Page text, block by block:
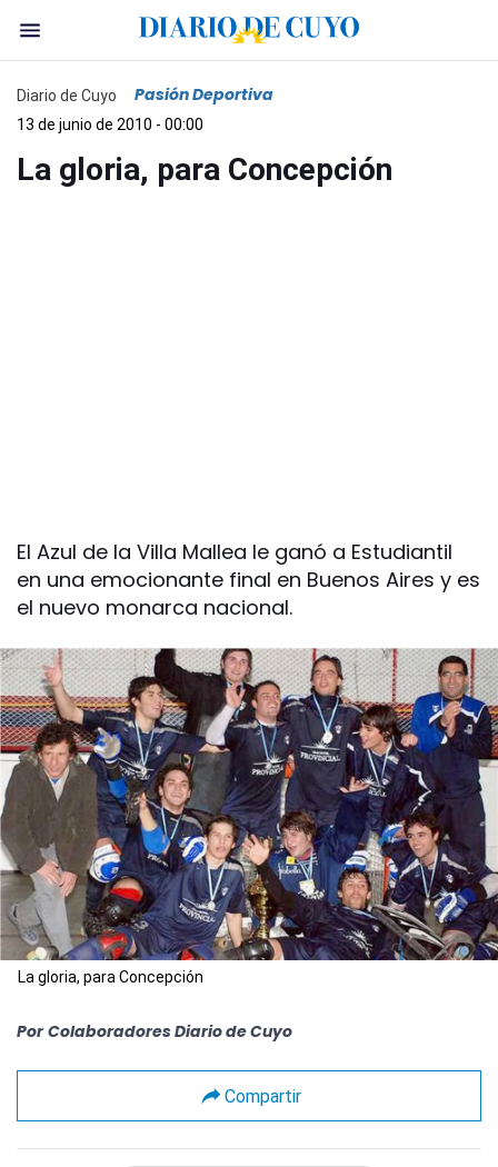
Diario de Cuyo Pasión Deportiva
13 de junio de 2010 - 00:00
La gloria, para Concepción
El Azul de la Villa Mallea le ganó a Estudiantil
en una emocionante final en Buenos Aires y es
el nuevo monarca nacional.
La gloria, para Concepción
Por Colaboradores Diario de Cuyo
Compartir